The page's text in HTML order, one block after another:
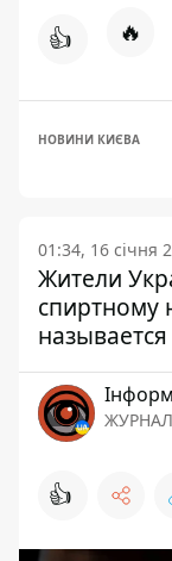
👍 🔥
НОВИНИ КИЄВА
01:34, 16 січня
Жители
спиртному
👍